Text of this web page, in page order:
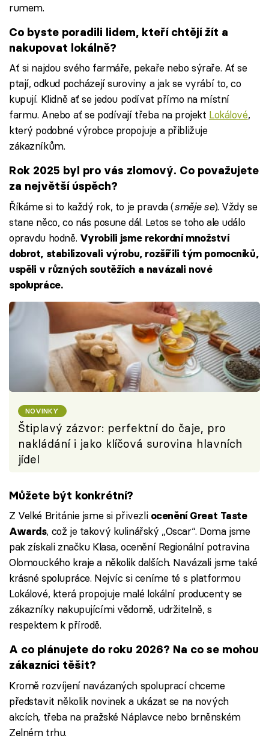
rumem.
Co byste poradili lidem, kteří chtějí žít a
nakupovat lokálně?
Ať si najdou svého farmáře, pekaře nebo sýraře. Ať se
ptají, odkud pocházejí suroviny a jak se vyrábí to, co
kupují. Klidně ať se jedou podívat přímo na místní
farmu. Anebo ať se podívají třeba na projekt Lokálové,
který podobné výrobce propojuje a přibližuje
zákazníkům.
Rok 2025 byl pro vás zlomový. Co považujete
za největší úspěch?
Říkáme si to každý rok, to je pravda (směje se). Vždy se
stane něco, co nás posune dál. Letos se toho ale událo
opravdu hodně. Vyrobili jsme rekordní množství
dobrot, stabilizovali výrobu, rozšířili tým pomocníků,
uspěli v různých soutěžích a navázali nové
spolupráce.
NOVINKY
Štiplavý zázvor: perfektní do čaje, pro
nakládání i jako klíčová surovina hlavních
jídel
Můžete být konkrétní?
Z Velké Británie jsme si přivezli ocenění Great Taste
Awards, což je takový kulinářský „Oscar“. Doma jsme
pak získali značku Klasa, ocenění Regionální potravina
Olomouckého kraje a několik dalších. Navázali jsme také
krásné spolupráce. Nejvíc si ceníme té s platformou
Lokálové, která propojuje malé lokální producenty se
zákazníky nakupujícími vědomě, udržitelně, s
respektem k přírodě.
A co plánujete do roku 2026? Na co se mohou
zákazníci těšit?
Kromě rozvíjení navázaných spoluprací chceme
představit několik novinek a ukázat se na nových
akcích, třeba na pražské Náplavce nebo brněnském
Zelném trhu.